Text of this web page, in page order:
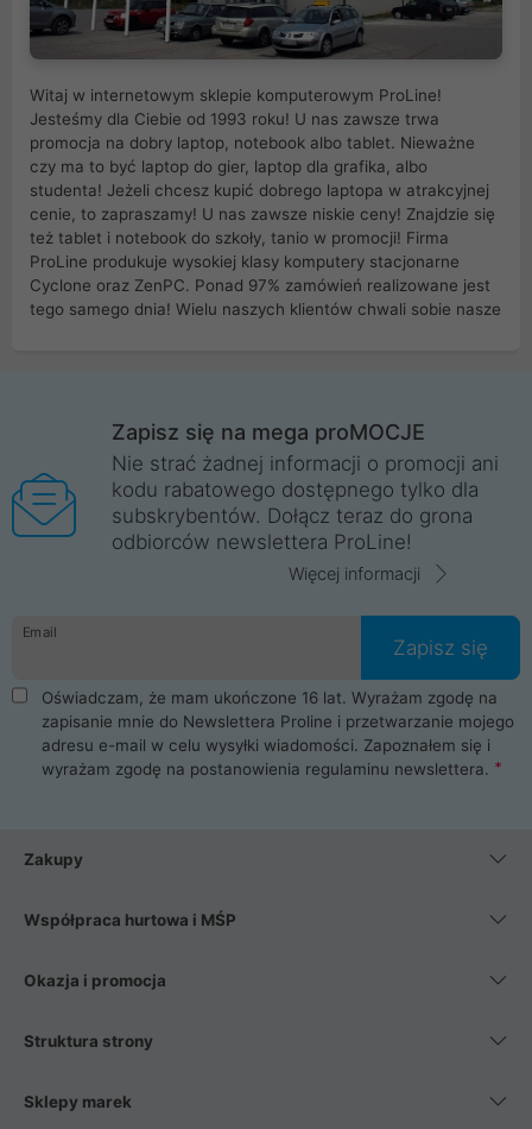
Witaj w internetowym sklepie komputerowym ProLine!
Jesteśmy dla Ciebie od 1993 roku! U nas zawsze trwa
promocja na dobry laptop, notebook albo tablet. Nieważne
czy ma to być laptop do gier, laptop dla grafika, albo
studenta! Jeżeli chcesz kupić dobrego laptopa w atrakcyjnej
cenie, to zapraszamy! U nas zawsze niskie ceny! Znajdzie się
też tablet i notebook do szkoły, tanio w promocji! Firma
ProLine produkuje wysokiej klasy komputery stacjonarne
Cyclone oraz ZenPC. Ponad 97% zamówień realizowane jest
tego samego dnia! Wielu naszych klientów chwali sobie nasze
Wrocław, Poznań, Legnica, Katowice, Gliwice, Kalisz, Bytom,
Trzebnica, Opole. Szybka i profesjonalna obsługa!
ProLine to polska firma ze 100% polskim kapitałem. Działamy
legalnie i płacimy podatki w naszym kraju! Posiadamy siedzibę
główną w Mirkowie oraz salony na terenie kraju. Cała
komunikacja ze sklepem komputerowym ProLine jest
danych osobowych. Dlatego zakup notebooka albo laptopa w
ProLine to czysta przyjemność i pełne bezpieczeństwo.
Zaopatrzysz się u nas w akcesoria i części komputerowe
takie jak procesory, karty graficzne, płyty główne, pamięci,
dyski SSD, M.2 oraz HDD. Nasi pracownicy pomogą Ci wybrać
najlepszy zasilacz komputerowy oraz obudowę do komputera.
Poza komputerami mamy również najlepsze na rynku
Smartfony takich producentów jak Xiaomi, Apple, Samsung i
wentylatory. Na koniec mając już to wszystko, możesz
Zapisz się na mega proMOCJE
Nie strać żadnej informacji o promocji ani
kodu rabatowego dostępnego tylko dla
subskrybentów. Dołącz teraz do grona
odbiorców newslettera ProLine!
Więcej informacji
Email
Zapisz się
Oświadczam, że mam ukończone 16 lat. Wyrażam zgodę na
zapisanie mnie do Newslettera Proline i przetwarzanie mojego
adresu e-mail w celu wysyłki wiadomości. Zapoznałem się i
wyrażam zgodę na postanowienia regulaminu newslettera.
Zakupy
Współpraca hurtowa i MŚP
Okazja i promocja
Struktura strony
Sklepy marek